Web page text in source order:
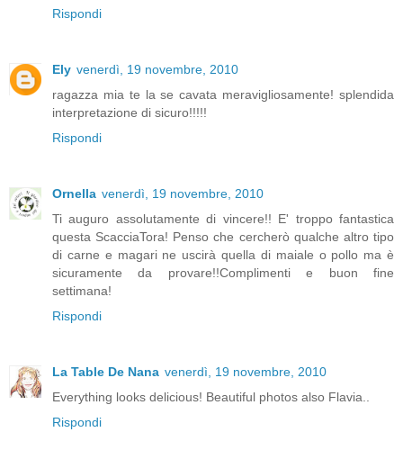
Rispondi
Ely venerdì, 19 novembre, 2010
ragazza mia te la se cavata meravigliosamente! splendida
interpretazione di sicuro!!!!!
Rispondi
Ornella venerdì, 19 novembre, 2010
Ti auguro assolutamente di vincere!! E' troppo fantastica
questa ScacciaTora! Penso che cercherò qualche altro tipo
di carne e magari ne uscirà quella di maiale o pollo ma è
sicuramente da provare!!Complimenti e buon fine
settimana!
Rispondi
La Table De Nana venerdì, 19 novembre, 2010
Everything looks delicious! Beautiful photos also Flavia..
Rispondi